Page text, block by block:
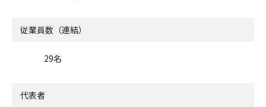
従業員数（連結）
29名
代表者